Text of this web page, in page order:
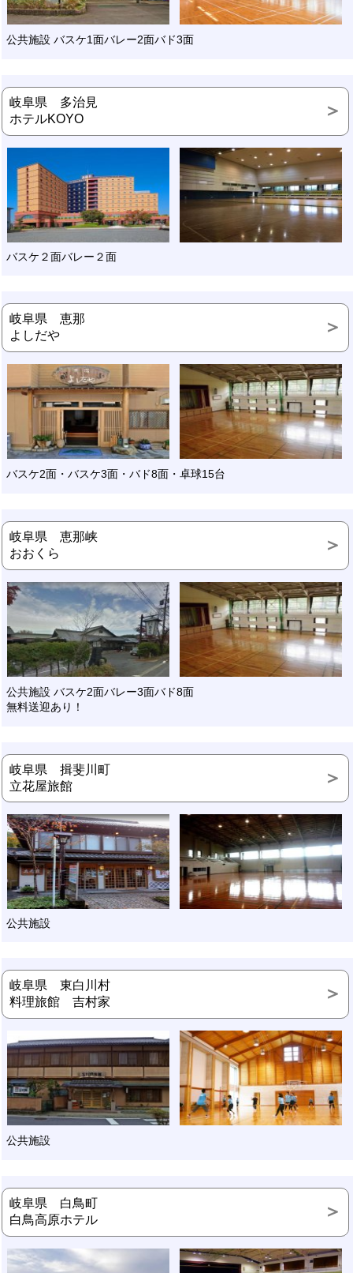
公共施設 バスケ1面バレー2面バド3面
岐阜県 多治見
ホテルKOYO
バスケ２面バレー２面
岐阜県 恵那
よしだや
バスケ2面・バスケ3面・バド8面・卓球15台
岐阜県 恵那峡
おおくら
公共施設 バスケ2面バレー3面バド8面
無料送迎あり！
岐阜県 揖斐川町
立花屋旅館
公共施設
岐阜県 東白川村
料理旅館 吉村家
公共施設
岐阜県 白鳥町
白鳥高原ホテル